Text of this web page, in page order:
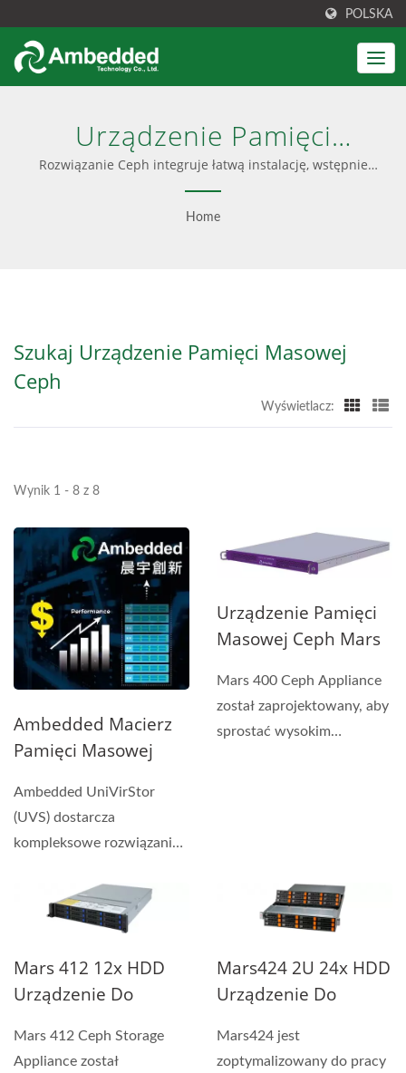
POLSKA
Urządzenie Pamięci
Masowej CephWyszukano
| Wydajny SDS Dla AI, HPC
Rozwiązanie Ceph integruje łatwą instalację, wstępnie
skonfigurowane oprogramowanie i przyjazny interfejs
użytkownika. Oferuje również doradztwo Ceph, usługi
Home
Szukaj Urządzenie Pamięci Masowej
Ceph
Wyświetlacz:
Wynik 1 - 8 z 8
Ambedded Macierz
Pamięci Masowej
Ambedded UniVirStor
(UVS) dostarcza
kompleksowe rozwiązania
zaprojektowane...
Urządzenie Pamięci
Masowej Ceph Mars
Mars 400 Ceph Appliance
został zaprojektowany, aby
sprostać wysokim
Mars 412 12x HDD
Urządzenie Do
Ceph
Mars 412 Ceph Storage
Appliance został
Mars424 2U 24x HDD
Urządzenie Do
Ceph
Mars424 jest
zoptymalizowany do pracy